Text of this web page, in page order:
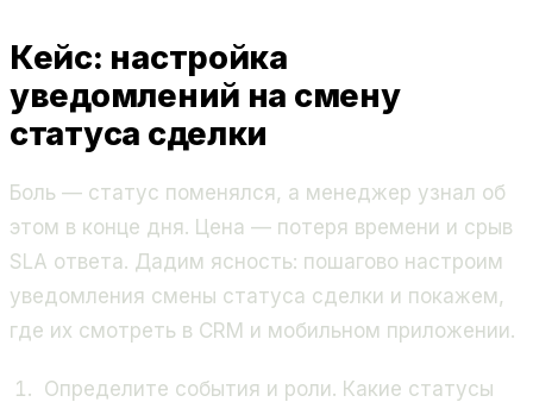
Кейс: настройка
уведомлений на смену
статуса сделки
Боль — статус поменялся, а менеджер узнал об
этом в конце дня. Цена — потеря времени и срыв
SLA ответа. Дадим ясность: пошагово настроим
уведомления смены статуса сделки и покажем,
где их смотреть в CRM и мобильном приложении.
Определите события и роли. Какие статусы